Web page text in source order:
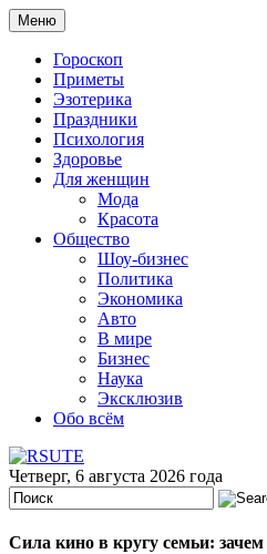
Меню
Гороскоп
Приметы
Эзотерика
Праздники
Психология
Здоровье
Для женщин
Мода
Красота
Общество
Шоу-бизнес
Политика
Экономика
Авто
В мире
Бизнес
Наука
Эксклюзив
Обо всём
Четверг, 6 августа 2026 года
Сила кино в кругу семьи: